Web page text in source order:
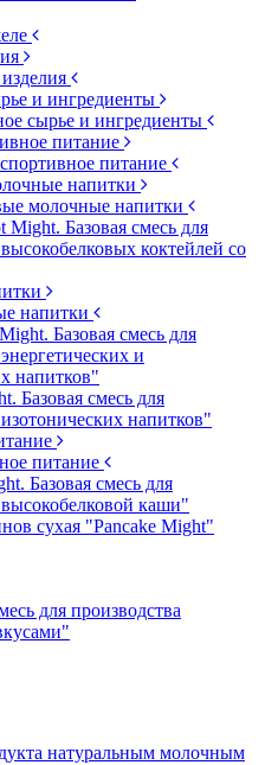
и ингредиенты
сырье и ингредиенты
питание
питание
напитки
молочные напитки
Базовая смесь для
коктейлей со
напитки
Базовая смесь для
и
напитков"
Базовая смесь для
напитков"
питание
Базовая смесь для
каши"
сухая "Pancake Might"
для производства
натуральным молочным